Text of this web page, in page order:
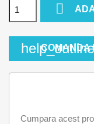

help_outline
COMANDA
Cumpara acest